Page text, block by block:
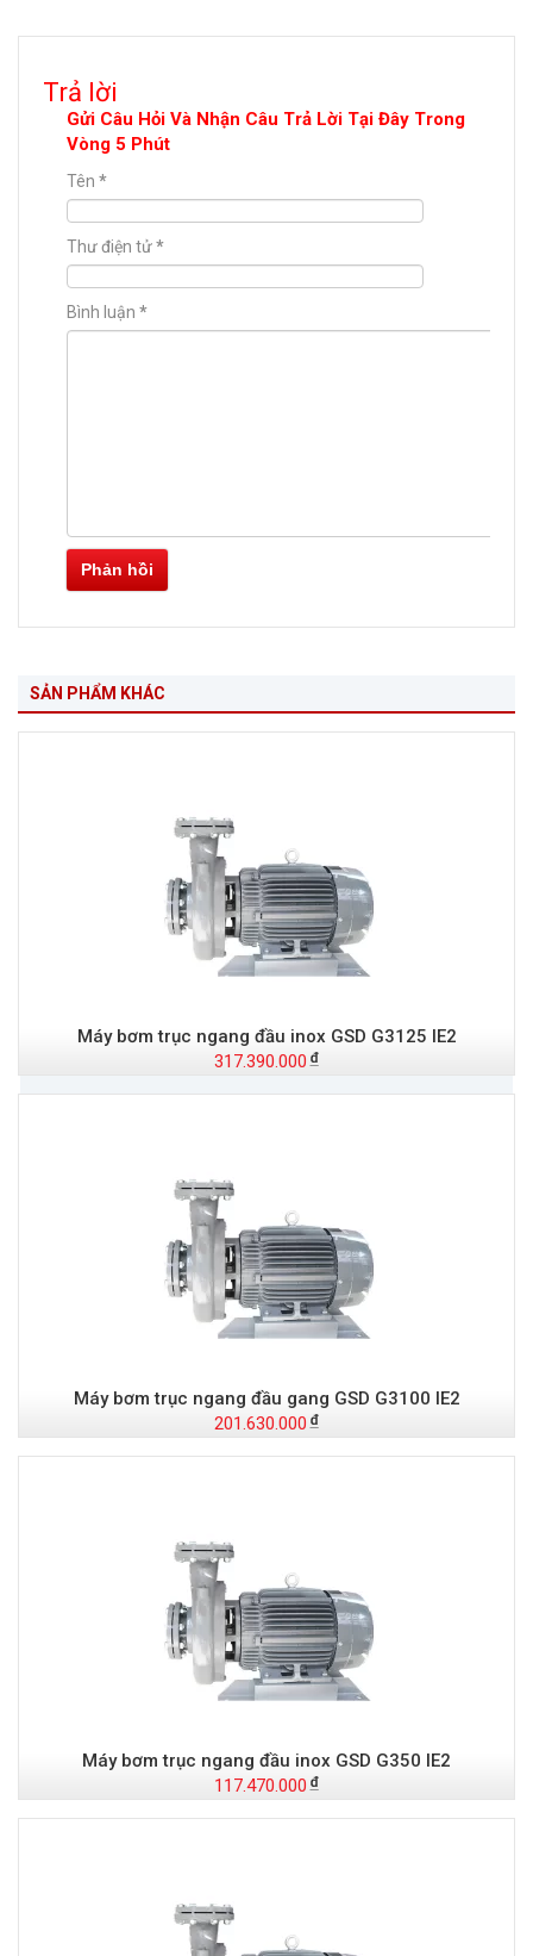
Trả lời
Gửi Câu Hỏi Và Nhận Câu Trả Lời Tại Đây Trong
Vòng 5 Phút
Tên *
Thư điện tử*
Bình luận *
Phản hồi
SẢN PHẨM KHÁC
Máy bơm trục ngang đầu inox GSD G3125 IE2
317.390.000
Máy bơm trục ngang đầu gang GSD G3100 IE2
201.630.000
Máy bơm trục ngang đầu inox GSD G350 IE2
117.470.000